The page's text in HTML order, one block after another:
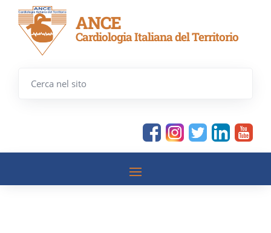
ANCE
Cardiologia Italiana del Territorio